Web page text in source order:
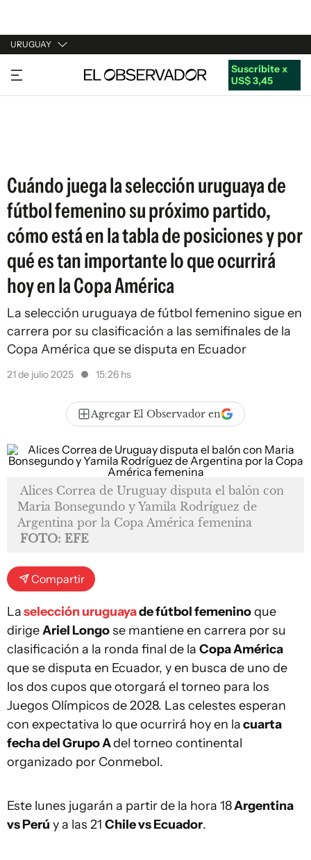
URUGUAY
URUGUAY
ARGENTINA
Suscribite x
US$ 3,45
Cuándo juega la selección uruguaya de
fútbol femenino su próximo partido,
cómo está en la tabla de posiciones y por
qué es tan importante lo que ocurrirá
hoy en la Copa América
La selección uruguaya de fútbol femenino sigue en
carrera por su clasificación a las semifinales de la
Copa América que se disputa en Ecuador
21 de julio 2025 15:26 hs
Agregar El Observador en
Alices Correa de Uruguay disputa el balón con
Maria Bonsegundo y Yamila Rodríguez de
Argentina por la Copa América femenina
FOTO: EFE
Compartir
Laselección uruguayade fútbol femeninoque
dirigeAriel Longose mantiene en carrera por su
clasificación a la ronda final de la Copa América
que se disputa en Ecuador, y en busca de uno de
los dos cupos que otorgará el torneo para los
Juegos Olímpicos de 2028. Las celestes esperan
con expectativa lo que ocurrirá hoy en lacuarta
fecha del Grupo Adel torneo continental
organizado por Conmebol.
Este lunes jugarán a partir de la hora 18Argentina
vs Perú y a las 21 Chile vs Ecuador.